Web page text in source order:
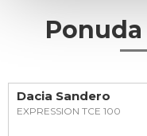
Dacia Sandero
EXPRESSION TCE 100